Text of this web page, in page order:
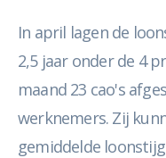
In april lagen de
2,5 jaar onder de 4
maand 23 cao's
werknemers. Zij
gemiddelde